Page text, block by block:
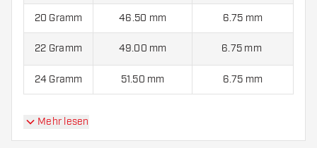
20 Gramm 46.50 mm 6.75 mm
22 Gramm 49.00 mm 6.75 mm
24 Gramm 51.50 mm 6.75 mm
Loxley Sheriff 90% kommen mit:
Shafts.
Mehr lesen